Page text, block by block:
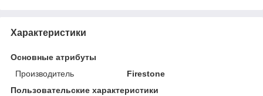
Характеристики
Основные атрибуты
Производитель
Firestone
Пользовательские характеристики